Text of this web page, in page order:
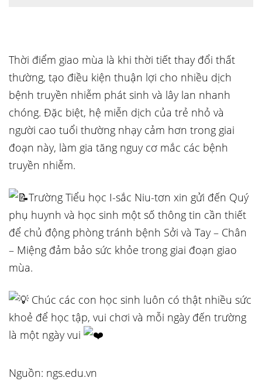
Thời điểm giao mùa là khi thời tiết thay đổi thất
thường, tạo điều kiện thuận lợi cho nhiều dịch
bệnh truyền nhiễm phát sinh và lây lan nhanh
chóng. Đặc biệt, hệ miễn dịch của trẻ nhỏ và
người cao tuổi thường nhạy cảm hơn trong giai
đoạn này, làm gia tăng nguy cơ mắc các bệnh
truyền nhiễm.
Trường Tiểu học I-sắc Niu-tơn xin gửi đến Quý
phụ huynh và học sinh một số thông tin cần thiết
để chủ động phòng tránh bệnh Sởi và Tay – Chân
– Miệng đảm bảo sức khỏe trong giai đoạn giao
mùa.
Chúc các con học sinh luôn có thật nhiều sức
khoẻ để học tập, vui chơi và mỗi ngày đến trường
là một ngày vui
Nguồn: ngs.edu.vn